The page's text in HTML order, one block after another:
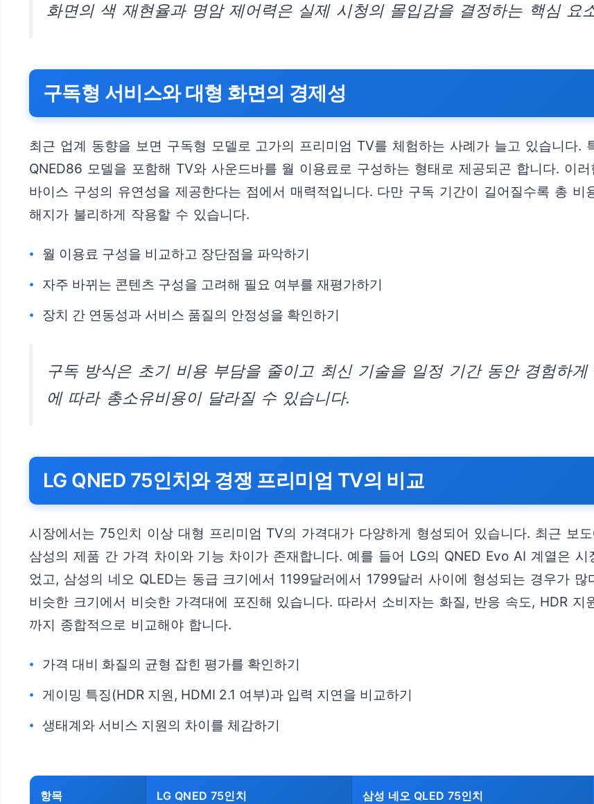
화면의 색 재현율과 명암 제어력은 실제 시청의 몰입감을 결정하는 핵심 요
구독형 서비스와 대형 화면의 경제성
최근 업계 동향을 보면 구독형 모델로 고가의 프리미엄 TV를 체험하는 사례가 늘고 있습니다.
QNED86 모델을 포함해 TV와 사운드바를 월 이용료로 구성하는 형태로 제공되곤 합니다. 이
바이스 구성의 유연성을 제공한다는 점에서 매력적입니다. 다만 구독 기간이 길어질수록 총
해지가 불리하게 작용할 수 있습니다.
월 이용료 구성을 비교하고 장단점을 파악하기
자주 바뀌는 콘텐츠 구성을 고려해 필요 여부를 재평가하기
장치 간 연동성과 서비스 품질의 안정성을 확인하기
구독 방식은 초기 비용 부담을 줄이고 최신 기술을 일정 기간 동안 경험하
에 따라 총소유비용이 달라질 수 있습니다.
LG QNED 75인치와 경쟁 프리미엄 TV의 비교
시장에서는 75인치 이상 대형 프리미엄 TV의 가격대가 다양하게 형성되어 있습니다. 최근 보
삼성의 제품 간 가격 차이와 기능 차이가 존재합니다. 예를 들어 LG의 QNED Evo AI 계열은
었고, 삼성의 네오 QLED는 동급 크기에서 1199달러에서 1799달러 사이에 형성되는 경우가
비슷한 크기에서 비슷한 가격대에 포진해 있습니다. 따라서 소비자는 화질, 반응 속도, HDR
까지 종합적으로 비교해야 합니다.
가격 대비 화질의 균형 잡힌 평가를 확인하기
게이밍 특징(HDR 지원, HDMI 2.1 여부)과 입력 지연을 비교하기
생태계와 서비스 지원의 차이를 체감하기
항목 LG QNED 75인치 삼성 네오 QLED 75인치